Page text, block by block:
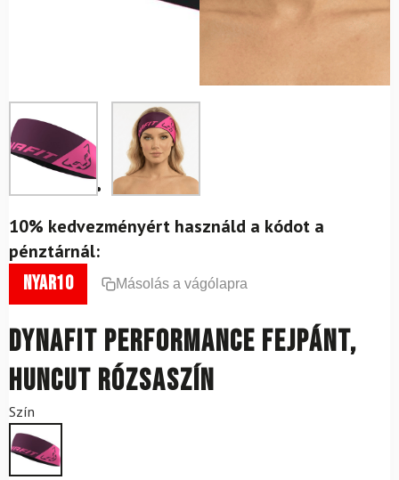
10% kedvezményért használd a kódot a
pénztárnál:
nyar10 Másolás a vágólapra
DYNAFIT Performance fejpánt,
huncut rózsaszín
Szín